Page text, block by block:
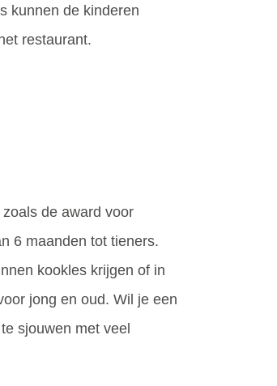
kunnen de kinderen
restaurant.
de award voor
6 maanden tot tieners.
kookles krijgen of in
jong en oud. Wil je een
sjouwen met veel